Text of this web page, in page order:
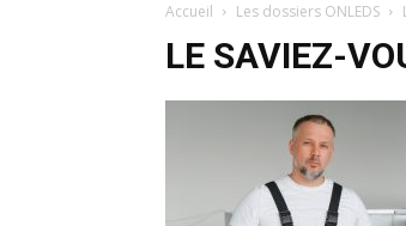
Accueil Les dossiers ONLEDS
LE SAVIEZ-